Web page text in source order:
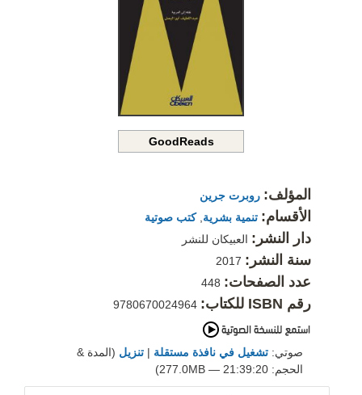
GoodReads
المؤلف: روبرت جرين
الأقسام: تنمية بشرية,كتب صوتية
دار النشر: العبيكان للنشر
سنة النشر:
عدد الصفحات:
رقم ISBN للكتاب: 9780670024964
صوتي: تشغيل في نافذة مستقلة | تنزيل (المدة &
الحجم: 21:39:20 — 277.0MB)